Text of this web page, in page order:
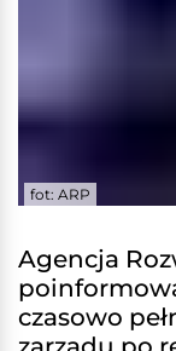
fot: ARP
Agencja
czasowo